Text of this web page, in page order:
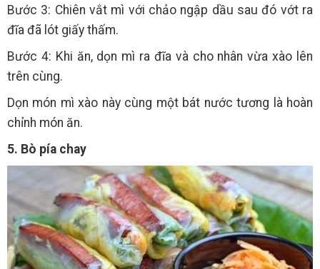
Bước 3: Chiên vắt mì với chảo ngập dầu sau đó vớt ra
đĩa đã lót giấy thấm.
Bước 4: Khi ăn, dọn mì ra đĩa và cho nhân vừa xào lên
trên cùng.
Dọn món mì xào này cùng một bát nước tương là hoàn
chỉnh món ăn.
5. Bò pía chay